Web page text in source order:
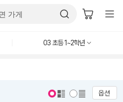
03 초등 1~2학년
옵션